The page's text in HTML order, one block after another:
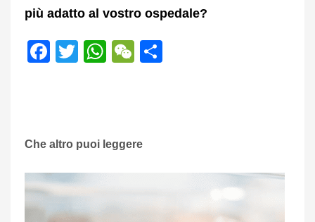
più adatto al vostro ospedale?
Facebook
Twitter
WhatsApp
WeChat
Che altro puoi leggere